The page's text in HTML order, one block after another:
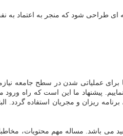
ای طراحی شود كه منجر به اعتماد
برای عملیاتی شدن در سطح جامعه
پیشنهاد ما این است كه راه
ریزان و مجریان استفاده گردد.
می باشد. مساله مهم محتویات،